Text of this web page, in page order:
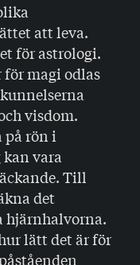
att leva.
för astrologi.
magi odlas
visdom.
på rön i
kan vara
Till
det
hjärnhal­vorna.
lätt det är för